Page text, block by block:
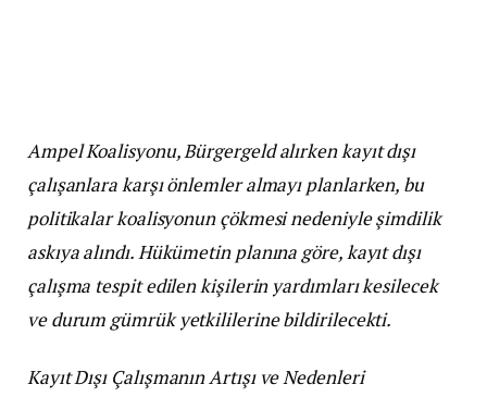
Ampel Koalisyonu, Bürgergeld alırken kayıt dışı
çalışanlara karşı önlemler almayı planlarken, bu
politikalar koalisyonun çökmesi nedeniyle şimdilik
askıya alındı. Hükümetin planına göre, kayıt dışı
çalışma tespit edilen kişilerin yardımları kesilecek
ve durum gümrük yetkililerine bildirilecekti.
Kayıt Dışı Çalışmanın Artışı ve Nedenleri